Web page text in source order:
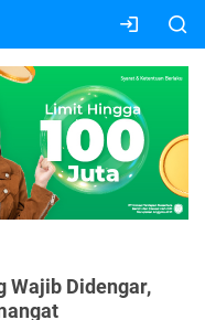
Wajib Didengar,